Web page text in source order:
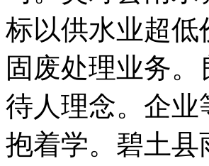
标以供水业超
固废处理业务
待人理念。企
抱着学。碧土